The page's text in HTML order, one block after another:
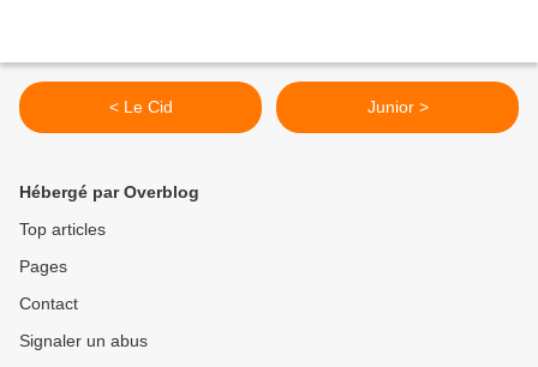
< Le Cid Junior >
Hébergé par Overblog
Top articles
Pages
Contact
Signaler un abus